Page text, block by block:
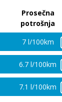
Prosečna
potrošnja
7 l/100km
6.7 l/100km
7.1 l/100km